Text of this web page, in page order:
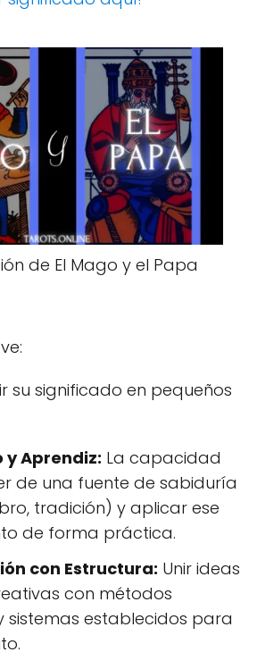
de El Mago y el Papa
su significado en pequeños
y Aprendiz: La capacidad
de una fuente de sabiduría
tradición) y aplicar ese
de forma práctica.
con Estructura: Unir ideas
con métodos
sistemas establecidos para